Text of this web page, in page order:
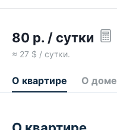
80 р. / сутки
≈ 27 $ / сутки.
О квартире О доме